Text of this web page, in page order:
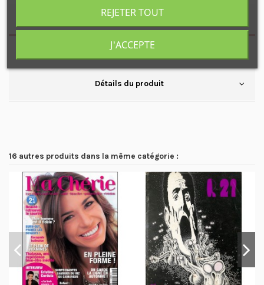
Description
Disponible également: N°2
Détails du produit
16 autres produits dans la même catégorie :
REJETER TOUT
J'ACCEPTE